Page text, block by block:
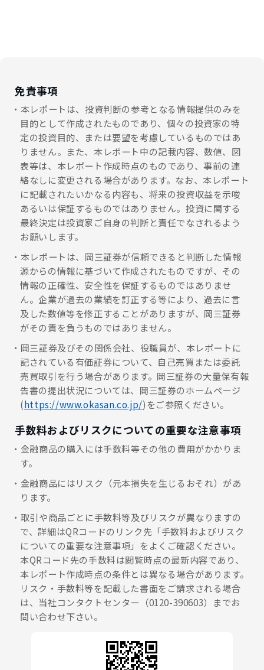
免責事項
本レポートは、投資判断の参考となる情報提供のみを
目的として作成されたものであり、個々の投資家の特
定の投資目的、または要望を考慮しているものではあ
りません。また、本レポート中の記載内容、数値、図
表等は、本レポート作成時点のものであり、事前の連
絡なしに変更される場合があります。なお、本レポート
に記載されたいかなる内容も、将来の投資収益を示唆
あるいは保証するものではありません。投資に関する
最終決定は投資家ご自身の判断と責任でなされるよう
お願いします。
本レポートは、岡三証券が信頼できると判断した情報
源からの情報に基づいて作成されたものですが、その
情報の正確性、安全性を保証するものではありませ
ん。企業が過去の業績を訂正する等により、過去に言
及した数値等を修正することがありますが、岡三証券
がその責を負うものではありません。
岡三証券及びその関係会社、役職員が、本レポートに
記されている有価証券について、自己売買または委託
売買取引を行う場合があります。岡三証券の大量保有報
告書の提出状況については、岡三証券のホームページ
(https://www.okasan.co.jp/)をご参照ください。
手数料およびリスクについての重要な注意事項
金融商品の購入には手数料等その他の費用がかかりま
す。
金融商品にはリスク（元本損失を生じるおそれ）があ
ります。
取引や商品ごとに手数料等及びリスクが異なりますの
で、詳細はQRコードのリンク先「手数料およびリスク
についての重要な注意事項」をよくご確認ください。
本QRコード先の手数料は閲覧時点の最新内容であり、
本レポート作成時点の条件とは異なる場合があります。
リスク・手数料等を記載した書面をご請求される場合
は、当社コンタクトセンター（0120-390603）までお
問い合わせ下さい。